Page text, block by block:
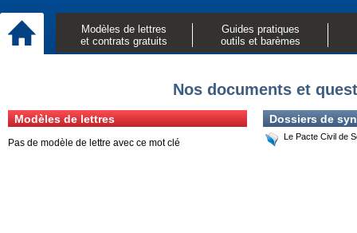
Modèles de lettres
et contrats gratuits
Guides pratiques
outils et barèmes
Nos documents et
Modèles de lettres
Pas de modèle de lettre avec ce mot clé
Dossiers de
Le Pacte Civil de